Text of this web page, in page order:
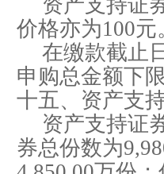
资产支持证
价格亦为100元
在缴款截止
申购总金额下
十五、资产支
资产支持证
券总份数为